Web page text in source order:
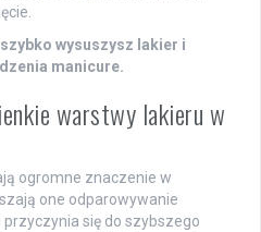
wysuszysz lakier i
manicure.
warstwy lakieru w
ogromne znaczenie w
one odparowywanie
się do szybszego